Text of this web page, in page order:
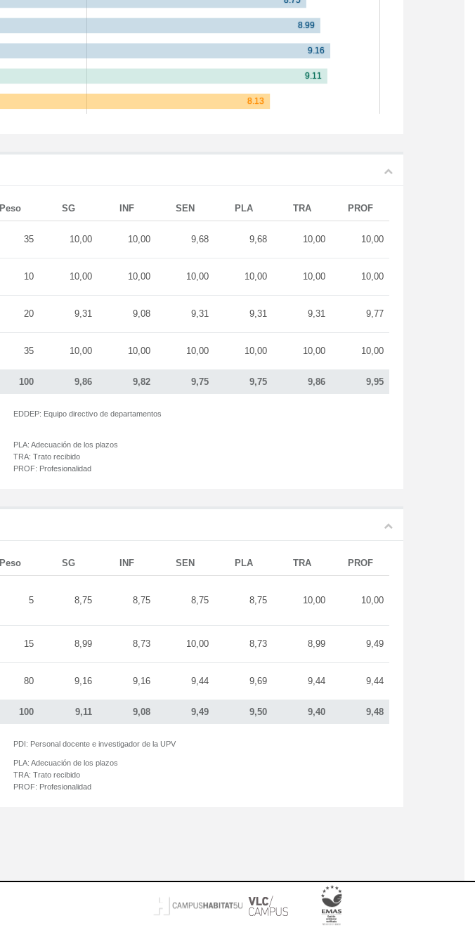
Peso SG INF SEN PLA TRA PROF
100 9,86 9,82 9,75 9,75 9,86 9,95
35 10,00 10,00 9,68 9,68 10,00 10,00
10 10,00 10,00 10,00 10,00 10,00 10,00
20 9,31 9,08 9,31 9,31 9,31 9,77
35 10,00 10,00 10,00 10,00 10,00 10,00
EDDEP: Equipo directivo de departamentos
PLA: Adecuación de los plazos
TRA: Trato recibido
PROF: Profesionalidad
Peso SG INF SEN PLA TRA PROF
100 9,11 9,08 9,49 9,50 9,40 9,48
5 8,75 8,75 8,75 8,75 10,00 10,00
15 8,99 8,73 10,00 8,73 8,99 9,49
80 9,16 9,16 9,44 9,69 9,44 9,44
PDI: Personal docente e investigador de la UPV
PLA: Adecuación de los plazos
TRA: Trato recibido
PROF: Profesionalidad